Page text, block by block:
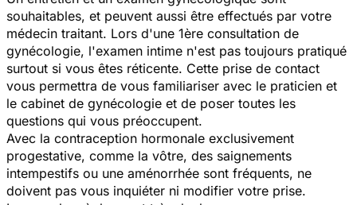
souhaitables, et peuvent aussi être effectués par votre
médecin traitant. Lors d'une 1ère consultation de
gynécologie, l'examen intime n'est pas toujours pratiqué
surtout si vous êtes réticente. Cette prise de contact
vous permettra de vous familiariser avec le praticien et
le cabinet de gynécologie et de poser toutes les
questions qui vous préoccupent.
Avec la contraception hormonale exclusivement
progestative, comme la vôtre, des saignements
intempestifs ou une aménorrhée sont fréquents, ne
doivent pas vous inquiéter ni modifier votre prise.